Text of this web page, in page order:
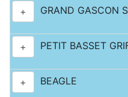
+ GRAND GASCON
+ PETIT BASSET
+ BEAGLE